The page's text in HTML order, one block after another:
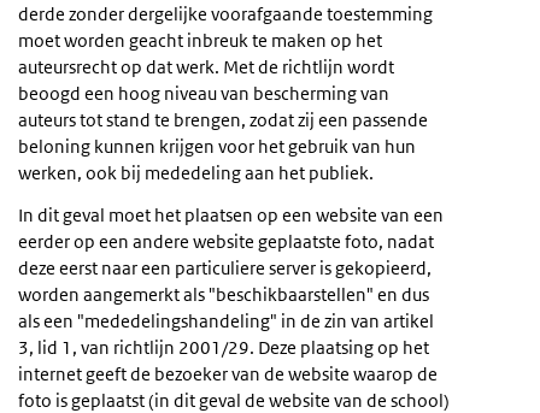
derde zonder dergelijke voorafgaande toestemming
moet worden geacht inbreuk te maken op het
auteursrecht op dat werk. Met de richtlijn wordt
beoogd een hoog niveau van bescherming van
auteurs tot stand te brengen, zodat zij een passende
beloning kunnen krijgen voor het gebruik van hun
werken, ook bij mededeling aan het publiek.
In dit geval moet het plaatsen op een website van een
eerder op een andere website geplaatste foto, nadat
deze eerst naar een particuliere server is gekopieerd,
worden aangemerkt als "beschikbaarstellen" en dus
als een "mededelingshandeling" in de zin van artikel
3, lid 1, van richtlijn 2001/29. Deze plaatsing op het
internet geeft de bezoeker van de website waarop de
foto is geplaatst (in dit geval de website van de school)